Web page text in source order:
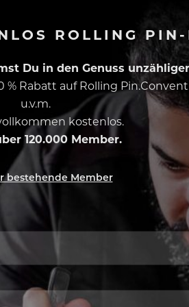
ROLLING PIN-
Du in den Genuss
% Rabatt auf Rolling
u.v.m.
kostenlos.
120.000 Member.
bestehende Member